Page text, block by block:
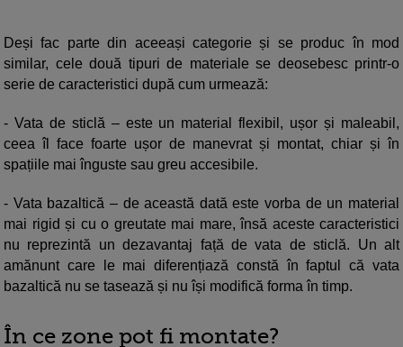
Deși fac parte din aceeași categorie și se produc în mod
similar, cele două tipuri de materiale se deosebesc printr-o
serie de caracteristici după cum urmează:
- Vata de sticlă – este un material flexibil, ușor și maleabil,
ceea îl face foarte ușor de manevrat și montat, chiar și în
spațiile mai înguste sau greu accesibile.
- Vata bazaltică – de această dată este vorba de un material
mai rigid și cu o greutate mai mare, însă aceste caracteristici
nu reprezintă un dezavantaj față de vata de sticlă. Un alt
amănunt care le mai diferențiază constă în faptul că vata
bazaltică nu se tasează și nu își modifică forma în timp.
În ce zone pot fi montate?